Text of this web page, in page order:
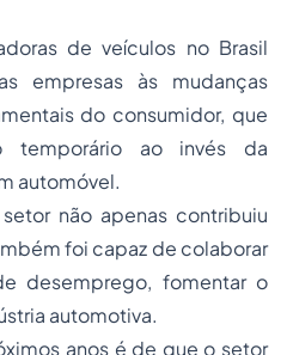
de veículos no Brasil
empresas às mudanças
do consumidor, que
ao invés da
automóvel.
não apenas contribuiu
foi capaz de colaborar
desemprego, fomentar o
automotiva.
anos é de que o setor